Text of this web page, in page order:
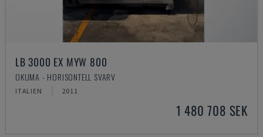
LB 3000 EX MYW 800
OKUMA - HORISONTELL SVARV
ITALIEN 2011
1 480 708 SEK